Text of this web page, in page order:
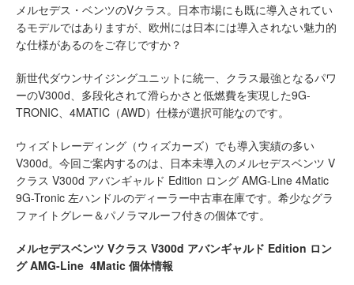
メルセデス・ベンツのVクラス。日本市場にも既に導入されてい
るモデルではありますが、欧州には日本には導入されない魅力的
な仕様があるのをご存じですか？
新世代ダウンサイジングユニットに統一、クラス最強となるパワ
ーのV300d、多段化されて滑らかさと低燃費を実現した9G-
TRONIC、4MATIC（AWD）仕様が選択可能なのです。
ウィズトレーディング（ウィズカーズ）でも導入実績の多い
V300d。今回ご案内するのは、日本未導入のメルセデスベンツ V
クラス V300d アバンギャルド Edition ロング AMG-Line 4Matic
9G-Tronic 左ハンドルのディーラー中古車在庫です。希少なグラ
ファイトグレー＆パノラマルーフ付きの個体です。
メルセデスベンツ Vクラス V300d アバンギャルド Edition ロン
グ AMG-Line 4Matic 個体情報